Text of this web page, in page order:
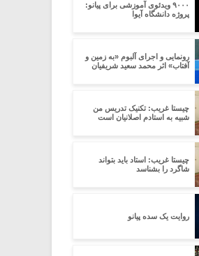
۹۰۰۰ ویدئوی آموزشی برای پیانو:
پروژه‌ دانشگاه آیوا
رونمایی و اجرای آلبوم «به زمین و
آفتاب» اثر محمد سعید شریفیان
چیستا غریب: تکنیک تدریس من
شبیه به استادم اصلانیان است
چیستا غریب: استاد باید بتواند
شاگرد را بشناسد
روایت یک سده پیانو